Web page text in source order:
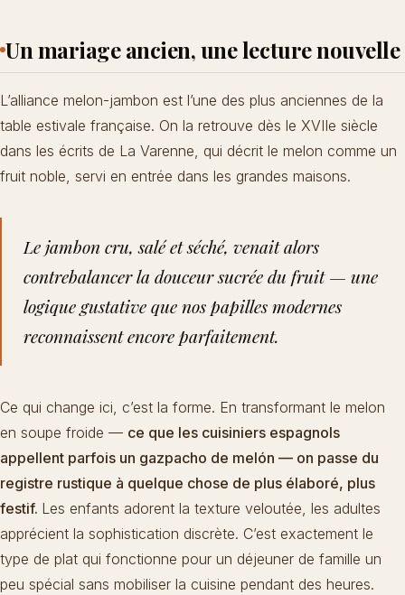
Un mariage ancien, une lecture nouvelle
L’alliance melon-jambon est l’une des plus anciennes de la
table estivale française. On la retrouve dès le XVIIe siècle
dans les écrits de La Varenne, qui décrit le melon comme un
fruit noble, servi en entrée dans les grandes maisons.
Le jambon cru, salé et séché, venait alors
contrebalancer la douceur sucrée du fruit — une
logique gustative que nos papilles modernes
reconnaissent encore parfaitement.
Ce qui change ici, c’est la forme. En transformant le melon
en soupe froide — ce que les cuisiniers espagnols
appellent parfois un gazpacho de melón — on passe du
registre rustique à quelque chose de plus élaboré, plus
festif. Les enfants adorent la texture veloutée, les adultes
apprécient la sophistication discrète. C’est exactement le
type de plat qui fonctionne pour un déjeuner de famille un
peu spécial sans mobiliser la cuisine pendant des heures.